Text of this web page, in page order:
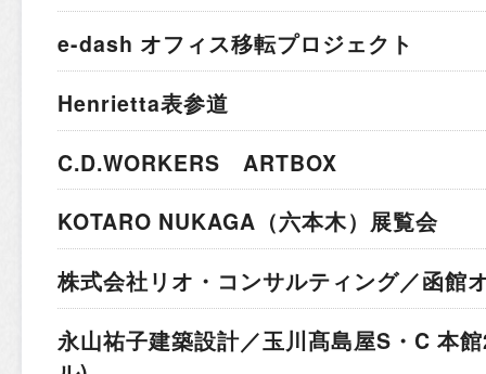
e-dash オフィス移転プロジェクト
Henrietta表参道
C.D.WORKERS ARTBOX
KOTARO NUKAGA（六本木）展覧会
株式会社リオ・コンサルティング／函館
永山祐子建築設計／玉川髙島屋S・C 本